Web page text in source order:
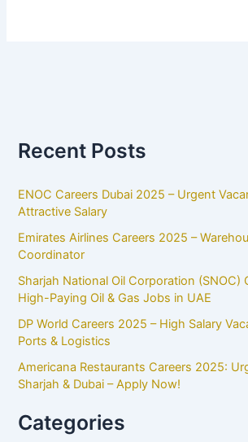
Recent Posts
ENOC Careers Dubai 2025 – Urgent
Attractive Salary
Emirates Airlines Careers 2025 –
Coordinator
Sharjah National Oil Corporation (SNOC)
High-Paying Oil & Gas Jobs in UAE
DP World Careers 2025 – High Salary
Ports & Logistics
Americana Restaurants Careers 2025:
Sharjah & Dubai – Apply Now!
Categories